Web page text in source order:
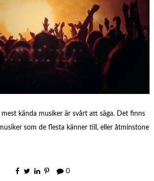
mest kända musiker är svårt att säga. Det finns
som de flesta känner till, eller åtminstone
0